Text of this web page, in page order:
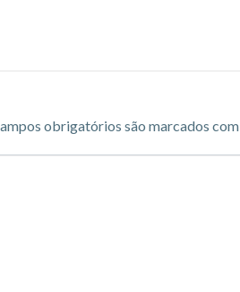
obrigatórios são marcados com